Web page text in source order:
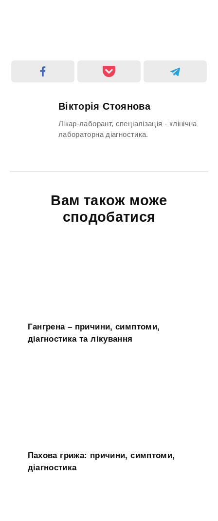
Вікторія Стоянова
Лікар-лаборант, спеціалізація - клінічна
лабораторна діагностика.
Вам також може
сподобатися
Гангрена – причини, симптоми,
діагностика та лікування
Пахова грижа: причини, симптоми,
діагностика